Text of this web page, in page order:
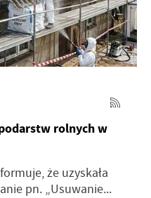
rolnych w
że uzyskała
pn. „Usuwanie...